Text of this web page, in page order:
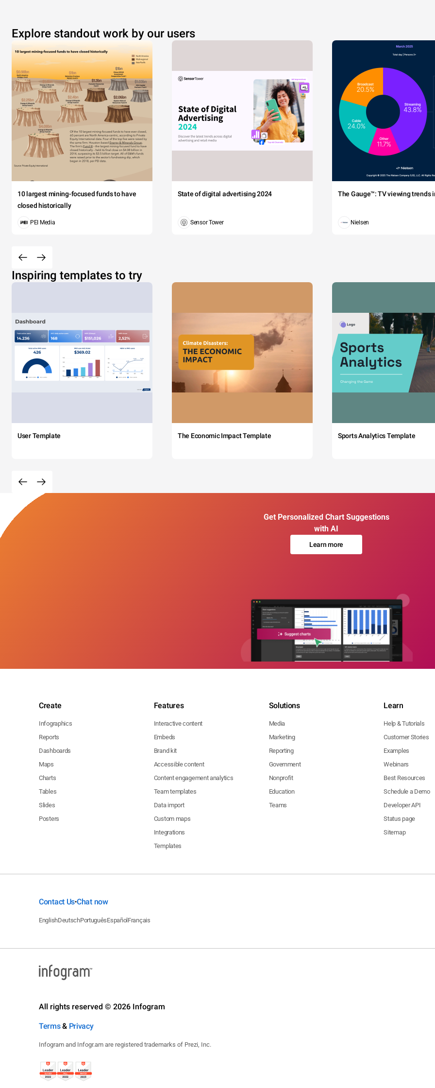
Explore standout work by our users
10 largest mining-focused funds to have
closed historically
PEI Media
State of digital advertising 2024
Sensor Tower
The Gauge™: TV viewing trends
Nielsen
Inspiring templates to try
User Template The Economic Impact Template Sports Analytics Template
Get Personalized Chart Suggestions
with AI
Learn more
Create
Infographics
Reports
Dashboards
Maps
Charts
Tables
Slides
Posters
Features
Interactive content
Embeds
Brand kit
Accessible content
Content engagement analytics
Team templates
Data import
Custom maps
Integrations
Templates
Solutions
Media
Marketing
Reporting
Government
Nonprofit
Education
Teams
Learn
Help & Tutorials
Customer Stories
Examples
Webinars
Best Resources
Schedule a Demo
Developer API
Status page
Sitemap
Contact Us•Chat now
EnglishDeutschPortuguêsEspañol Français
All rights reserved © 2026 Infogram
Terms& Privacy
Infogram and Infogr.am are registered trademarks of Prezi, Inc.